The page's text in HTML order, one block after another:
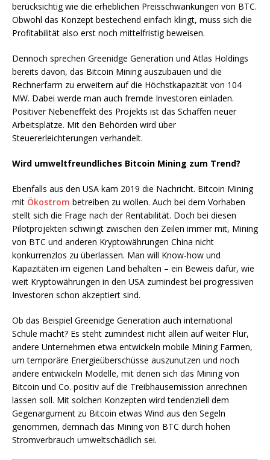
berücksichtig wie die erheblichen Preisschwankungen von BTC.
Obwohl das Konzept bestechend einfach klingt, muss sich die
Profitabilität also erst noch mittelfristig beweisen.
Dennoch sprechen Greenidge Generation und Atlas Holdings
bereits davon, das Bitcoin Mining auszubauen und die
Rechnerfarm zu erweitern auf die Höchstkapazität von 104
MW. Dabei werde man auch fremde Investoren einladen.
Positiver Nebeneffekt des Projekts ist das Schaffen neuer
Arbeitsplätze. Mit den Behörden wird über
Steuererleichterungen verhandelt.
Wird umweltfreundliches Bitcoin Mining zum Trend?
Ebenfalls aus den USA kam 2019 die Nachricht. Bitcoin Mining
mit Ökostrom betreiben zu wollen. Auch bei dem Vorhaben
stellt sich die Frage nach der Rentabilität. Doch bei diesen
Pilotprojekten schwingt zwischen den Zeilen immer mit, Mining
von BTC und anderen Kryptowährungen China nicht
konkurrenzlos zu überlassen. Man will Know-how und
Kapazitäten im eigenen Land behalten – ein Beweis dafür, wie
weit Kryptowährungen in den USA zumindest bei progressiven
Investoren schon akzeptiert sind.
Ob das Beispiel Greenidge Generation auch international
Schule macht? Es steht zumindest nicht allein auf weiter Flur,
andere Unternehmen etwa entwickeln mobile Mining Farmen,
um temporäre Energieüberschüsse auszunutzen und noch
andere entwickeln Modelle, mit denen sich das Mining von
Bitcoin und Co. positiv auf die Treibhausemission anrechnen
lassen soll. Mit solchen Konzepten wird tendenziell dem
Gegenargument zu Bitcoin etwas Wind aus den Segeln
genommen, demnach das Mining von BTC durch hohen
Stromverbrauch umweltschädlich sei.